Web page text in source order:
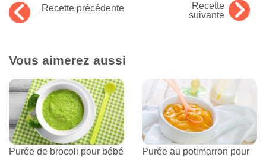
Recette précédente
Recette
suivante
Vous aimerez aussi
Purée de brocoli pour bébé
Purée au potimarron pour